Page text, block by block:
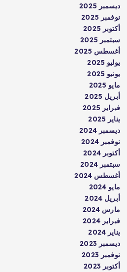
ديسمبر 2025
نوفمبر 2025
أكتوبر 2025
سبتمبر 2025
أغسطس 2025
يوليو 2025
يونيو 2025
مايو 2025
أبريل 2025
فبراير 2025
يناير 2025
ديسمبر 2024
نوفمبر 2024
أكتوبر 2024
سبتمبر 2024
أغسطس 2024
مايو 2024
أبريل 2024
مارس 2024
فبراير 2024
يناير 2024
ديسمبر 2023
نوفمبر 2023
أكتوبر 2023